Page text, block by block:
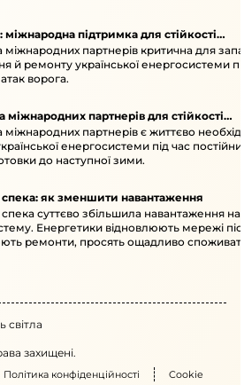
підтримка для стійкості
міжнародних партнерів критична для
й ремонту української енергосистеми
ворога.
міжнародних партнерів для стійкості
міжнародних партнерів є життєво
енергосистеми під час
до наступної зими.
як зменшити навантаження
суттєво збільшила навантаження на
Енергетики відновлюють мережі
ремонти, просять ощадливо
світла
захищені.
Політика конфіденційності Cookie